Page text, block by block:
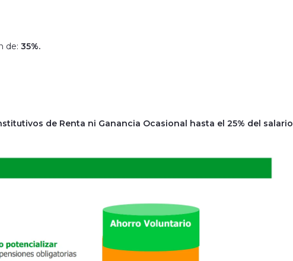
de: 35%.
de Renta ni Ganancia Ocasional hasta el 25% del salario